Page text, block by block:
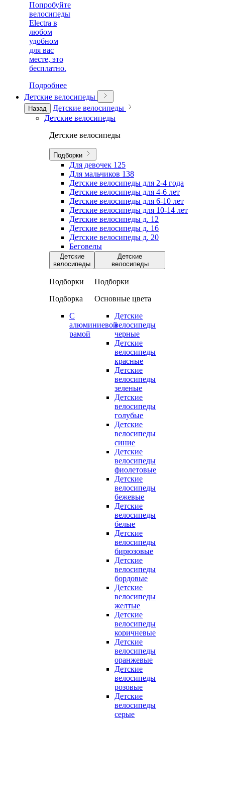
Попробуйте
велосипеды
Electra в
любом
удобном
для вас
месте, это
бесплатно.
Подробнее
Детские велосипеды
Назад
Детские велосипеды
Детские велосипеды
Детские велосипеды
Подборки
Для девочек 125
Для мальчиков 138
Детские велосипеды для 2-4 года
Детские велосипеды для 4-6 лет
Детские велосипеды для 6-10 лет
Детские велосипеды для 10-14 лет
Детские велосипеды д. 12
Детские велосипеды д. 16
Детские велосипеды д. 20
Беговелы
Детские
велосипеды
Подборки
Подборка
С
алюминиевой
рамой
Детские
велосипеды
Подборки
Основные цвета
Детские
велосипеды
черные
Детские
велосипеды
красные
Детские
велосипеды
зеленые
Детские
велосипеды
голубые
Детские
велосипеды
синие
Детские
велосипеды
фиолетовые
Детские
велосипеды
бежевые
Детские
велосипеды
белые
Детские
велосипеды
бирюзовые
Детские
велосипеды
бордовые
Детские
велосипеды
желтые
Детские
велосипеды
коричневые
Детские
велосипеды
оранжевые
Детские
велосипеды
розовые
Детские
велосипеды
серые